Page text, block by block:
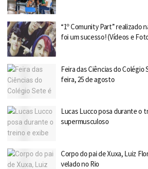
“1º Comunity Part” realizado
foi um sucesso! (Vídeos e
Feira das Ciências do
feira, 25 de agosto
Lucas Lucco posa durante o
supermusculoso
Corpo do pai de Xuxa, Luiz
velado no Rio